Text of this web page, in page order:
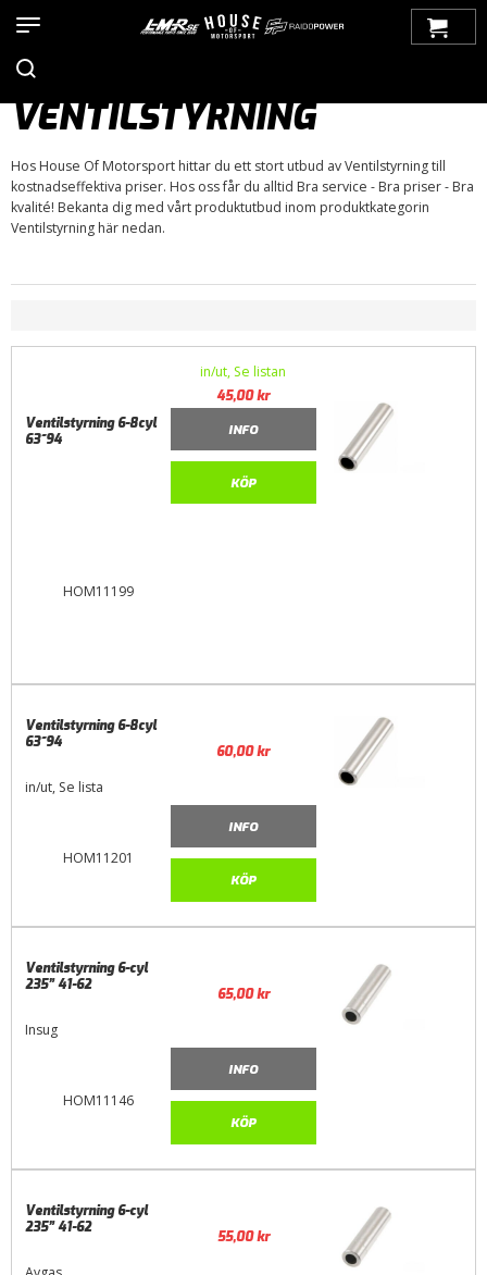
Suburban
60-66
VENTILSTYRNING
Hos House Of Motorsport hittar du ett stort utbud av Ventilstyrning till
kostnadseffektiva priser. Hos oss får du alltid Bra service - Bra priser - Bra
kvalité! Bekanta dig med vårt produktutbud inom produktkategorin
Ventilstyrning här nedan.
HOM11199
Ventilstyrning 6-8cyl
63~94
in/ut, Se listan
45,00kr
INFO
KÖP
HOM11201
Ventilstyrning 6-8cyl
63~94
in/ut, Se lista
60,00kr
INFO
KÖP
HOM11146
Ventilstyrning 6-cyl
235” 41-62
Insug
65,00kr
INFO
KÖP
Ventilstyrning 6-cyl
235” 41-62
55,00kr